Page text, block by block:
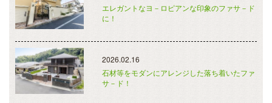
エレガントなヨ－ロピアンな印象のファサ－ド
に！
2026.02.16
石材等をモダンにアレンジした落ち着いたファ
サ－ド！